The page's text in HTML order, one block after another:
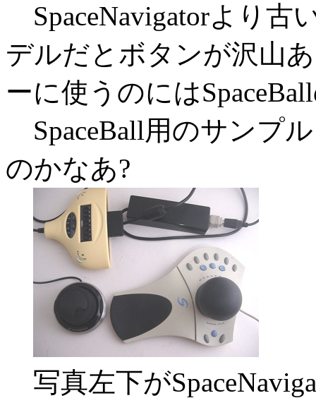
SpaceNavigatorより古
デルだとボタンが沢山
ーに使うのには
SpaceBall用のサンプ
のかなあ?
写真左下が